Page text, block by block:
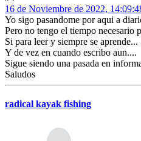
16 de Noviembre de 2022,
Yo sigo pasandome por aqui a
Pero no tengo el tiempo necesario
Si para leer y siempre se aprende...
Y de vez en cuando escribo aun....
Sigue siendo una pasada en
Saludos
radical kayak fishing